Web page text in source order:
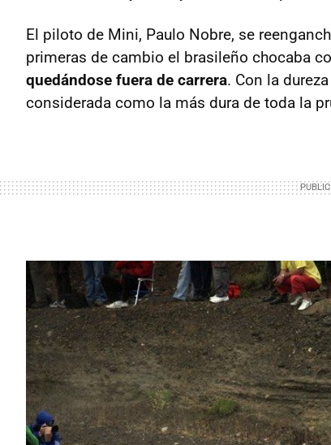
El piloto de Mini, Paulo Nobre, se
primeras de cambio el brasileño chocaba
quedándose fuera de carrera. Con la
considerada como la más dura de toda la